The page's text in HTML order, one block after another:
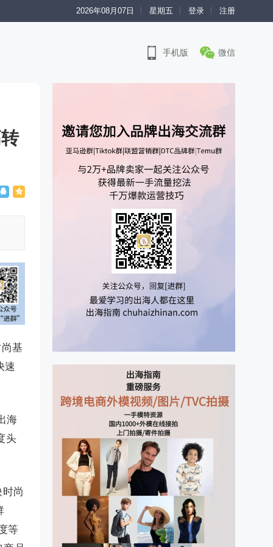
2026年08月07日 星期五 登录 注册
手机版 微信
基
速
海
头
尚
等